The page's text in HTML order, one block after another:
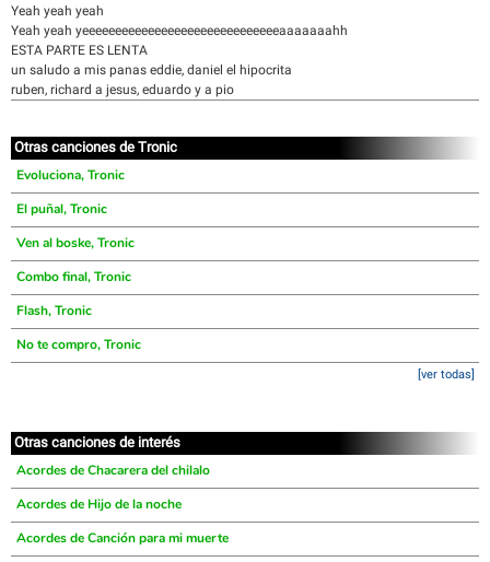
Yeah yeah yeah
Yeah yeah yeeeeeeeeeeeeeeeeeeeeeeeeeeeeeeaaaaaaahh
ESTA PARTE ES LENTA
un saludo a mis panas eddie, daniel el hipocrita
ruben, richard a jesus, eduardo y a pio
Otras canciones de Tronic
Evoluciona, Tronic
El puñal, Tronic
Ven al boske, Tronic
Combo final, Tronic
Flash, Tronic
No te compro, Tronic
[ver todas]
Otras canciones de interés
Acordes de Chacarera del chilalo
Acordes de Hijo de la noche
Acordes de Canción para mi muerte